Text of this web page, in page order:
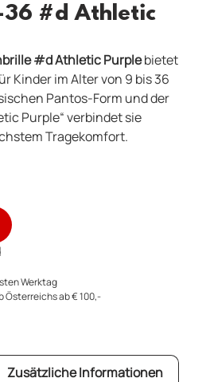
36 #d Athletic
#d Athletic Purplebietet
Kinder im Alter von 9 bis 36
Pantos-Form und der
Purple“ verbindet sie
Tragekomfort.
Werktag
Österreichs ab € 100,-
Zusätzliche Informationen